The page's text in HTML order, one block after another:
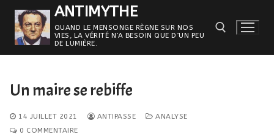
Aller
contenu
ANTIMYTHE
QUAND LE MENSONGE RÈGNE SUR NOS
VIES, LA VÉRITÉ N’A BESOIN QUE D’UN PEU
DE LUMIÈRE.
Un maire se rebiffe
14 JUILLET 2021 ANTIPASSE
ANALYSE
0 COMMENTAIRE